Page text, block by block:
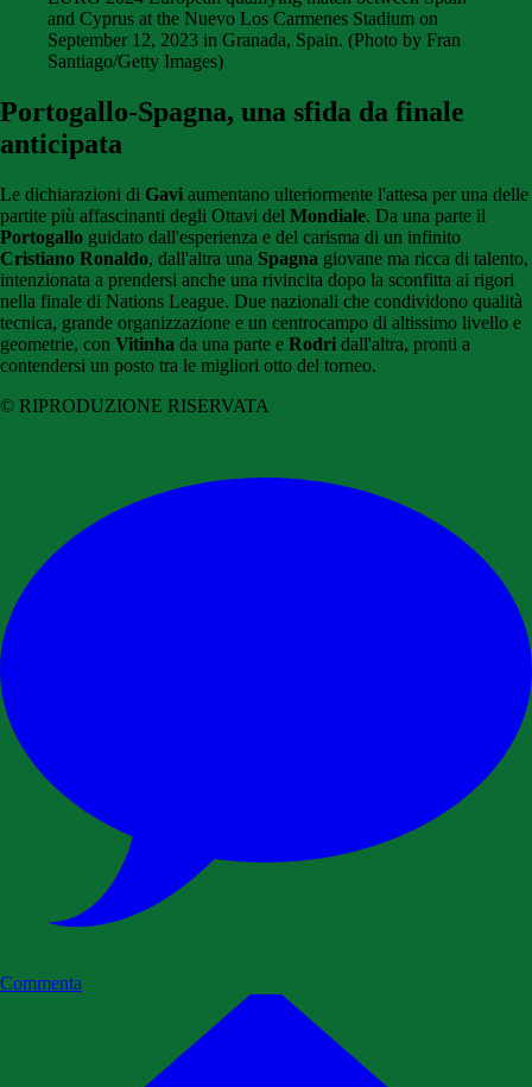
and Cyprus at the Nuevo Los Carmenes Stadium on
September 12, 2023 in Granada, Spain. (Photo by Fran
Santiago/Getty Images)
Portogallo-Spagna, una sfida da finale
anticipata
Le dichiarazioni di Gavi aumentano ulteriormente l'attesa per una delle
partite più affascinanti degli Ottavi del Mondiale. Da una parte il
Portogallo guidato dall'esperienza e del carisma di un infinito
Cristiano Ronaldo, dall'altra una Spagna giovane ma ricca di talento,
intenzionata a prendersi anche una rivincita dopo la sconfitta ai rigori
nella finale di Nations League. Due nazionali che condividono qualità
tecnica, grande organizzazione e un centrocampo di altissimo livello e
geometrie, con Vitinha da una parte e Rodri dall'altra, pronti a
contendersi un posto tra le migliori otto del torneo.
© RIPRODUZIONE RISERVATA
Commenta